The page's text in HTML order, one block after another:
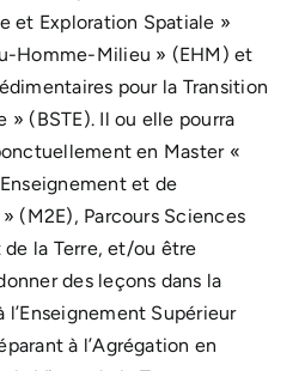
et Exploration Spatiale »
Homme-Milieu » (EHM) et
pour la Transition
» (BSTE). Il ou elle pourra
en Master «
et de
» (M2E), Parcours Sciences
la Terre, et/ou être
des leçons dans la
l’Enseignement Supérieur
à l’Agrégation en